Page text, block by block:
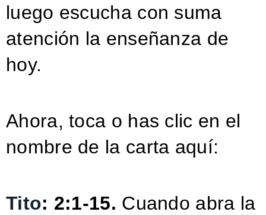
luego escucha con suma
atención la enseñanza de
hoy.
Ahora, toca o has clic en el
nombre de la carta aquí:
Tito: 2:1-15. Cuando abra la